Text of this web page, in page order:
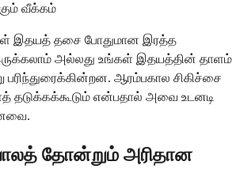
வீக்கம்
இதயத் தசை போதுமான இரத்த
அல்லது உங்கள் இதயத்தின் தாளம்
பரிந்துரைக்கின்றன. ஆரம்பகால சிகிச்சை
தடுக்கக்கூடும் என்பதால் அவை உடனடி
தோன்றும் அரிதான